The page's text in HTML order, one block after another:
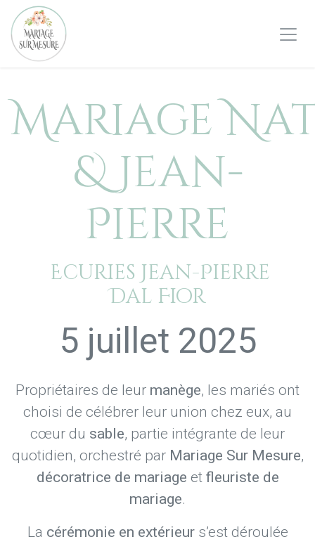
Se rendre au contenu
Mariage
& Jean-
Pierre
Ecuries Jean-Pierre
Dal Fior
5 juillet 2025
Propriétaires de leur manège, les mariés ont
choisi de célébrer leur union chez eux, au
cœur du sable, partie intégrante de leur
quotidien, orchestré par Mariage Sur Mesure,
décoratrice de mariage et fleuriste de
mariage.
La cérémonie en extérieurs’est déroulée